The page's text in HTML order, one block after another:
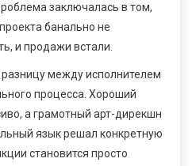
заключалась в том,
банально не
и продажи встали.
между исполнителем
процесса. Хороший
а грамотный арт-дирекшн
язык решал конкретную
становится просто